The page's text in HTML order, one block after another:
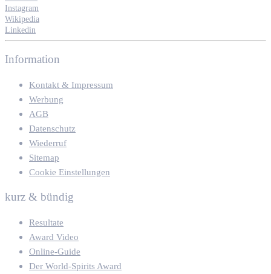
Instagram
Wikipedia
Linkedin
Information
Kontakt & Impressum
Werbung
AGB
Datenschutz
Wiederruf
Sitemap
Cookie Einstellungen
kurz & bündig
Resultate
Award Video
Online-Guide
Der World-Spirits Award